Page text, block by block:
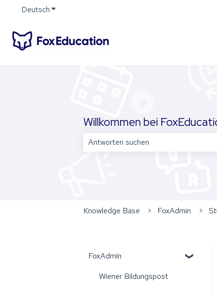
DeutschUntermenü für Übersetzungen anzeigen
Willkommen bei
Knowledge Base FoxAdmin
FoxAdmin
Wiener Bildungspost